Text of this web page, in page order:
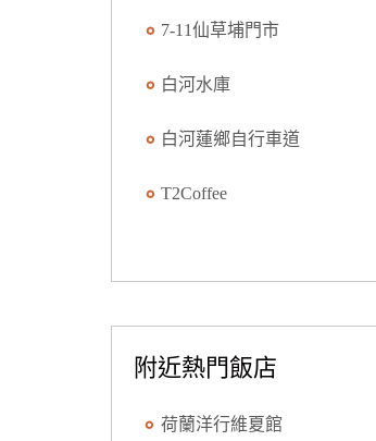
7-11仙草埔門市
白河水庫
白河蓮鄉自行車道
T2Coffee
附近熱門飯店
荷蘭洋行維夏館